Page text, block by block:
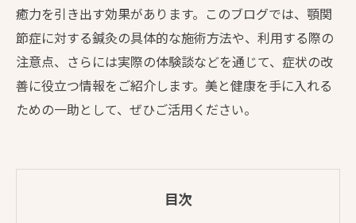
癒力を引き出す効果があります。このブログでは、顎関
節症に対する鍼灸の具体的な施術方法や、利用する際の
注意点、さらには実際の体験談などを通じて、症状の改
善に役立つ情報をご紹介します。美と健康を手に入れる
ための一助として、ぜひご活用ください。
目次